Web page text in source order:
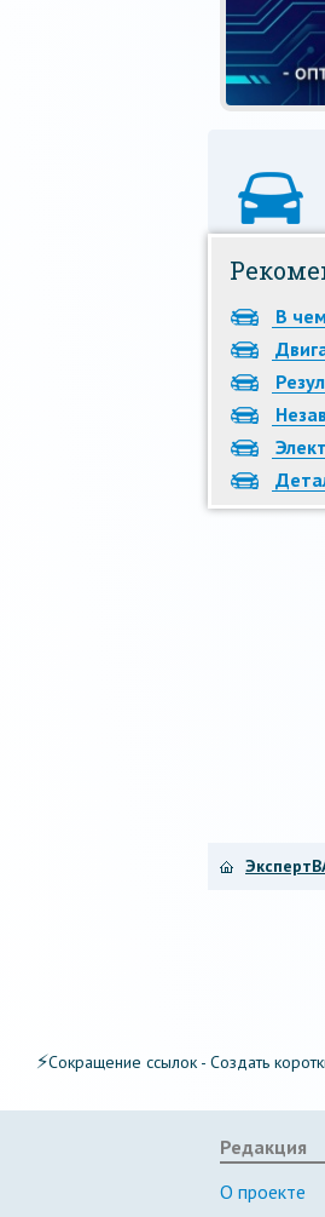
В
⚡Сокращение ссылок - Создать
Редакция
О проекте